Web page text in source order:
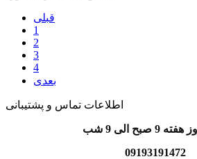
قبلی
1
2
3
4
بعدی
اطلاعات تماس و پشتیبانی
صبح الی 9 شب
09193191472